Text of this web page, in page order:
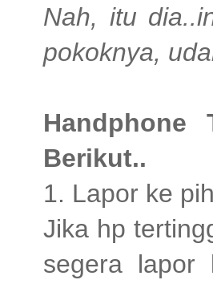
Nah, itu
pokoknya,
Handphone
Berikut..
1. Lapor ke
Jika hp
segera lapor